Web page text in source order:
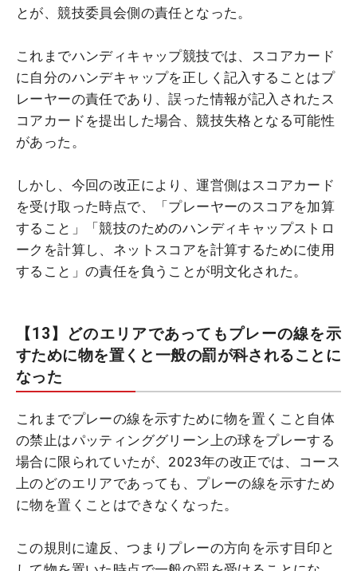
とが、競技委員会側の責任となった。
これまでハンディキャップ競技では、スコアカード
に自分のハンデキャップを正しく記入することはプ
レーヤーの責任であり、誤った情報が記入されたス
コアカードを提出した場合、競技失格となる可能性
があった。
しかし、今回の改正により、運営側はスコアカード
を受け取った時点で、「プレーヤーのスコアを加算
すること」「競技のためのハンディキャップストロ
ークを計算し、ネットスコアを計算するために使用
すること」の責任を負うことが明文化された。
【13】どのエリアであってもプレーの線を示
すために物を置くと一般の罰が科されることに
なった
これまでプレーの線を示すために物を置くこと自体
の禁止はパッティンググリーン上の球をプレーする
場合に限られていたが、2023年の改正では、コース
上のどのエリアであっても、プレーの線を示すため
に物を置くことはできなくなった。
この規則に違反、つまりプレーの方向を示す目印と